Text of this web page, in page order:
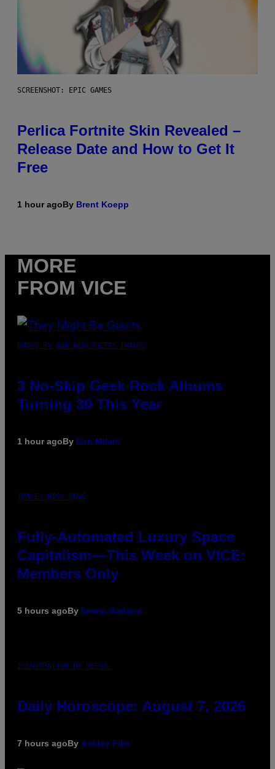
SCREENSHOT: EPIC GAMES
Perlica Fortnite Skin Revealed –
Release Date and How to Get It
Free
1 hour agoBy Brent Koepp
MORE
FROM VICE
PHOTO BY BOB BERG/GETTY IMAGES
3 No-Skip Geek Rock Albums
Turning 30 This Year
1 hour agoBy Dan Milam
IMAGE: NICK DOVE
Fully-Automated Luxury Space
Capitalism—This Week on VICE:
Members Only
5 hours agoBy Emma Garland
ILLUSTRATION BY REESA.
Daily Horoscope: August 7, 2026
7 hours agoBy Ashley Fike